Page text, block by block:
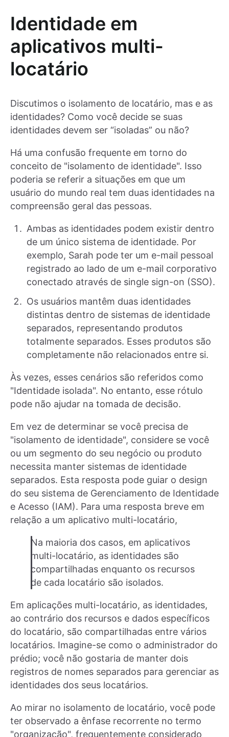
Identidade em
aplicativos multi-
locatário
Discutimos o isolamento de locatário, mas e as
identidades? Como você decide se suas
identidades devem ser “isoladas” ou não?
Há uma confusão frequente em torno do
conceito de "isolamento de identidade". Isso
poderia se referir a situações em que um
usuário do mundo real tem duas identidades na
compreensão geral das pessoas.
Ambas as identidades podem existir dentro
de um único sistema de identidade. Por
exemplo, Sarah pode ter um e-mail pessoal
registrado ao lado de um e-mail corporativo
conectado através de single sign-on (SSO).
Os usuários mantêm duas identidades
distintas dentro de sistemas de identidade
separados, representando produtos
totalmente separados. Esses produtos são
completamente não relacionados entre si.
Às vezes, esses cenários são referidos como
"Identidade isolada". No entanto, esse rótulo
pode não ajudar na tomada de decisão.
Em vez de determinar se você precisa de
"isolamento de identidade", considere se você
ou um segmento do seu negócio ou produto
necessita manter sistemas de identidade
separados. Esta resposta pode guiar o design
do seu sistema de Gerenciamento de Identidade
e Acesso (IAM). Para uma resposta breve em
relação a um aplicativo multi-locatário,
Na maioria dos casos, em aplicativos
multi-locatário, as identidades são
compartilhadas enquanto os recursos
de cada locatário são isolados.
Em aplicações multi-locatário, as identidades,
ao contrário dos recursos e dados específicos
do locatário, são compartilhadas entre vários
locatários. Imagine-se como o administrador do
prédio; você não gostaria de manter dois
registros de nomes separados para gerenciar as
identidades dos seus locatários.
Ao mirar no isolamento de locatário, você pode
ter observado a ênfase recorrente no termo
"organização", frequentemente considerado